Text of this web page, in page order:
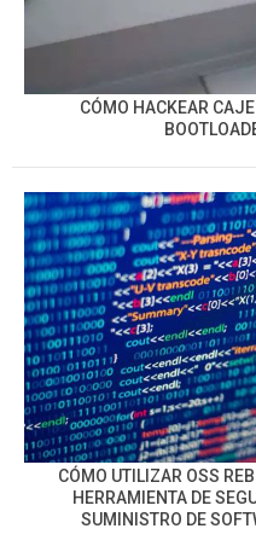
CÓMO HACKEAR
CÓMO UTILIZAR OSS
HERRAMIENTA DE
SUMINISTRO DE